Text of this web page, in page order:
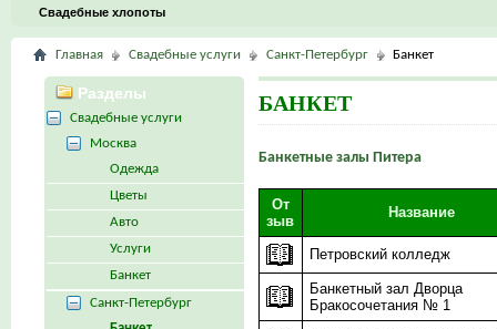
Свадебные хлопоты
Главная Свадебные услуги Санкт-Петербург Банкет
БАНКЕТ
Банкетные залы Питера
От
зыв
Название
Петровский колледж
Банкетный зал Дворца
Бракосочетания № 1
Разделы
Свадебные услуги
Москва
Одежда
Цветы
Авто
Услуги
Банкет
Санкт-Петербург